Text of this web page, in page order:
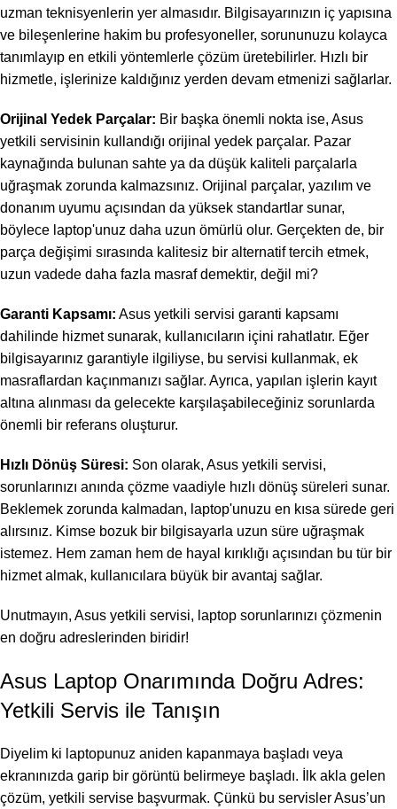
uzman teknisyenlerin yer almasıdır. Bilgisayarınızın iç yapısına
ve bileşenlerine hakim bu profesyoneller, sorununuzu kolayca
tanımlayıp en etkili yöntemlerle çözüm üretebilirler. Hızlı bir
hizmetle, işlerinize kaldığınız yerden devam etmenizi sağlarlar.
Orijinal Yedek Parçalar: Bir başka önemli nokta ise, Asus
yetkili servisinin kullandığı orijinal yedek parçalar. Pazar
kaynağında bulunan sahte ya da düşük kaliteli parçalarla
uğraşmak zorunda kalmazsınız. Orijinal parçalar, yazılım ve
donanım uyumu açısından da yüksek standartlar sunar,
böylece laptop'unuz daha uzun ömürlü olur. Gerçekten de, bir
parça değişimi sırasında kalitesiz bir alternatif tercih etmek,
uzun vadede daha fazla masraf demektir, değil mi?
Garanti Kapsamı: Asus yetkili servisi garanti kapsamı
dahilinde hizmet sunarak, kullanıcıların içini rahatlatır. Eğer
bilgisayarınız garantiyle ilgiliyse, bu servisi kullanmak, ek
masraflardan kaçınmanızı sağlar. Ayrıca, yapılan işlerin kayıt
altına alınması da gelecekte karşılaşabileceğiniz sorunlarda
önemli bir referans oluşturur.
Hızlı Dönüş Süresi: Son olarak, Asus yetkili servisi,
sorunlarınızı anında çözme vaadiyle hızlı dönüş süreleri sunar.
Beklemek zorunda kalmadan, laptop'unuzu en kısa sürede geri
alırsınız. Kimse bozuk bir bilgisayarla uzun süre uğraşmak
istemez. Hem zaman hem de hayal kırıklığı açısından bu tür bir
hizmet almak, kullanıcılara büyük bir avantaj sağlar.
Unutmayın, Asus yetkili servisi, laptop sorunlarınızı çözmenin
en doğru adreslerinden biridir!
Asus Laptop Onarımında Doğru Adres:
Yetkili Servis ile Tanışın
Diyelim ki laptopunuz aniden kapanmaya başladı veya
ekranınızda garip bir görüntü belirmeye başladı. İlk akla gelen
çözüm, yetkili servise başvurmak. Çünkü bu servisler Asus’un